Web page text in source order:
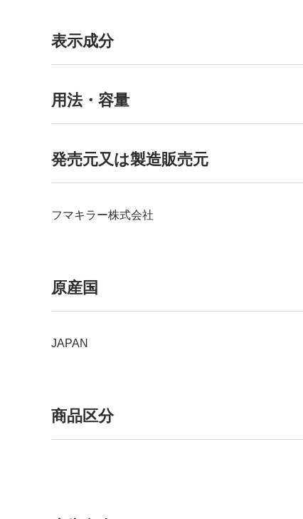
表示成分
用法・容量
発売元又は製造販売元
フマキラー株式会社
原産国
JAPAN
商品区分